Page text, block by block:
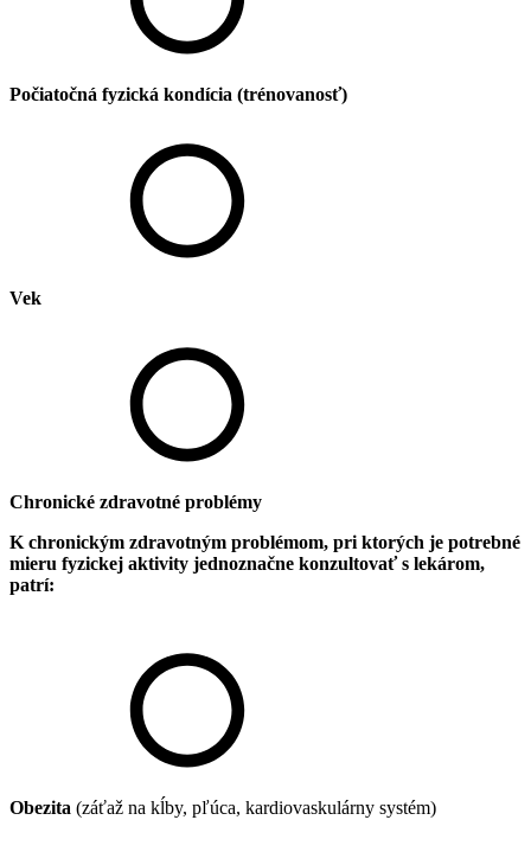
Počiatočná fyzická kondícia (trénovanosť)
Vek
Chronické zdravotné problémy
K chronickým zdravotným problémom, pri ktorých je potrebné
mieru fyzickej aktivity jednoznačne konzultovať s lekárom,
patrí:
Obezita (záťaž na kĺby, pľúca, kardiovaskulárny systém)